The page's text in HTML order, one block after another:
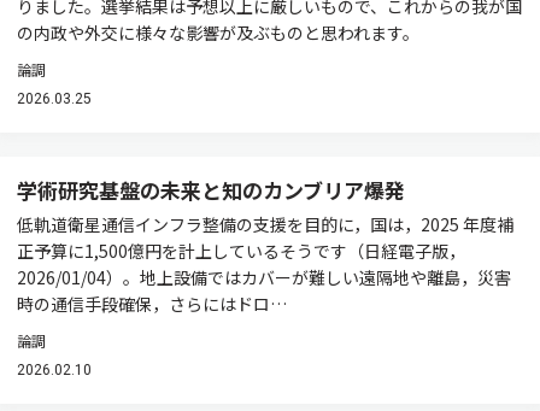
りました。選挙結果は予想以上に厳しいもので、これからの我が国
の内政や外交に様々な影響が及ぶものと思われます。
論調
2026.03.25
学術研究基盤の未来と知のカンブリア爆発
低軌道衛星通信インフラ整備の支援を目的に，国は，2025 年度補
正予算に1,500億円を計上しているそうです（日経電子版，
2026/01/04）。地上設備ではカバーが難しい遠隔地や離島，災害
時の通信手段確保，さらにはドロ…
論調
2026.02.10